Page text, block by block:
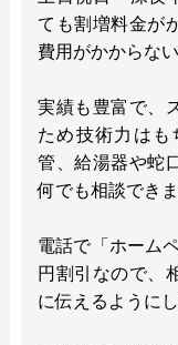
ても割増料金が
費用がかからな
実績も豊富で、
ため技術力はも
管、給湯器や蛇
何でも相談できま
電話で「ホーム
円割引なので、
に伝えるように